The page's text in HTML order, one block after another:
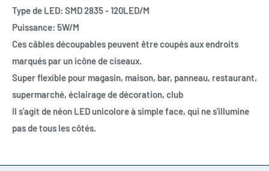
Type de LED: SMD 2835 - 120LED/M
Puissance: 5W/M
Ces câbles découpables peuvent être coupés aux endroits
marqués par un icône de ciseaux.
Super flexible pour magasin, maison, bar, panneau, restaurant,
supermarché, éclairage de décoration, club
Il s'agit de néon LED unicolore à simple face, qui ne s'illumine
pas de tous les côtés.